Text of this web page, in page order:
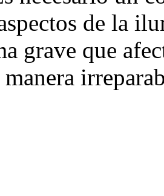
de la
grave que